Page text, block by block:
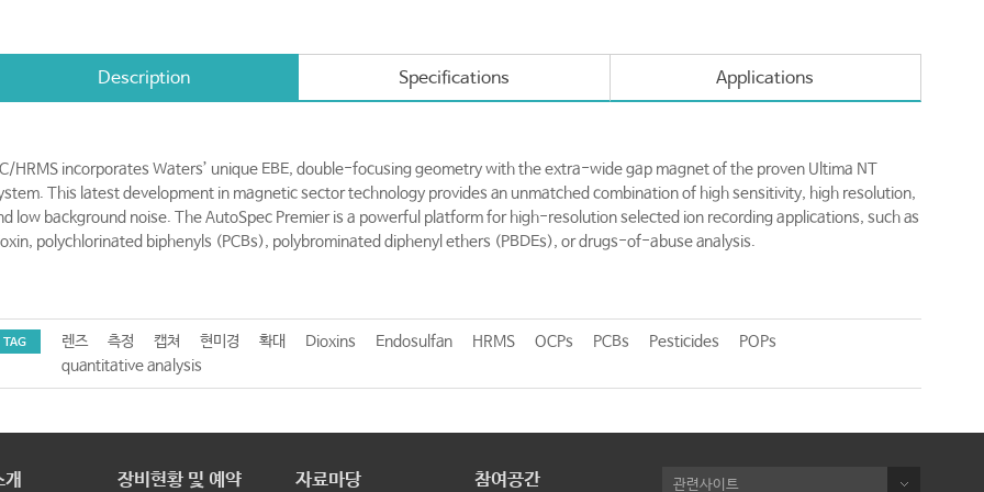
Description Specifications Applications
HRMS incorporates Waters’ unique EBE, double-focusing geometry with the extra-wide gap magnet of the proven Ultima NT
This latest development in magnetic sector technology provides an unmatched combination of high sensitivity, high resolution,
low background noise. The AutoSpec Premier is a powerful platform for high-resolution selected ion recording applications, such as
polychlorinated biphenyls (PCBs), polybrominated diphenyl ethers (PBDEs), or drugs-of-abuse analysis.
TAG 렌즈 측정 캡쳐 현미경 확대 Dioxins Endosulfan HRMS OCPs PCBs Pesticides
POPs
quantitative analysis
장비현황 및 예약 자료마당 참여공간 관련사이트